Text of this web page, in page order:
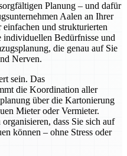
Planung – und dafür
Aalen an Ihrer
und strukturierten
individuellen Bedürfnisse und
die genau auf Sie
Nerven.
sein. Das
die Koordination aller
über die Kartonierung
Mieter oder Vermieter.
dass Sie sich auf
können – ohne Stress oder